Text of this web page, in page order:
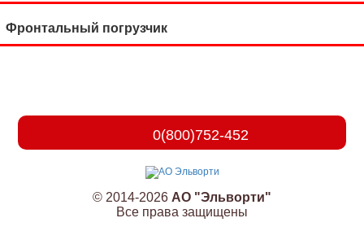
Фронтальный погрузчик
0(800)752-452
© 2014-2026 АО "Эльворти"
Все права защищены